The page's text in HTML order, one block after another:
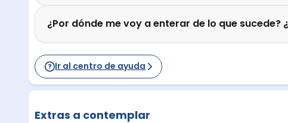
¿Por dónde me voy a enterar de lo que
Ir al centro de ayuda
Extras a contemplar